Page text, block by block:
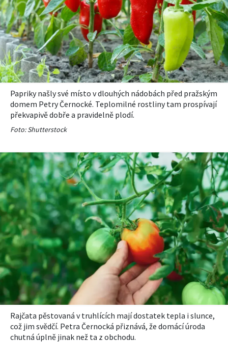
Papriky našly své místo v dlouhých nádobách před pražským
domem Petry Černocké. Teplomilné rostliny tam prospívají
překvapivě dobře a pravidelně plodí.
Foto: Shutterstock
Rajčata pěstovaná v truhlících mají dostatek tepla i slunce,
což jim svědčí. Petra Černocká přiznává, že domácí úroda
chutná úplně jinak než ta z obchodu.